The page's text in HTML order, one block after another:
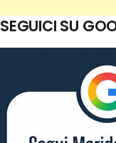
SEGUICI SU